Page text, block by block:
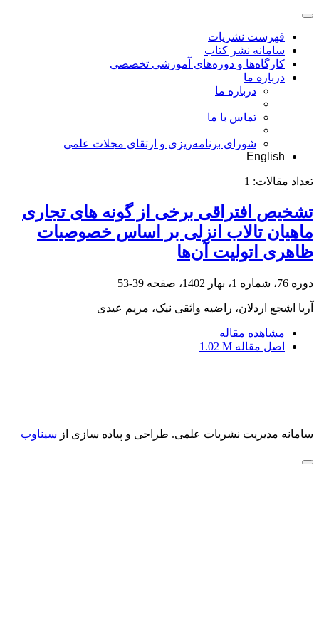
فهرست نشریات
سامانه نشر کتاب
کارگاه‌ها و دوره‌های آموزشی تخصصی
درباره ما
درباره ما
تماس با ما
شورای برنامه‌ریزی و ارتقای مجلات علمی
English
تعداد مقالات: 1
تشخیص افتراقی برخی از گونه‎ های تجاری
ماهیان تالاب انزلی بر اساس خصوصیات
ظاهری اتولیت آن‌ها
دوره 76، شماره 1، بهار 1402، صفحه 39-53
آریا اشجع اردلان، راضیه واثقی نیک، مریم عیدی
مشاهده مقاله
اصل مقاله 1.02 M
سامانه مدیریت نشریات علمی. طراحی و پیاده سازی از سیناوب